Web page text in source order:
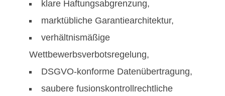
klare Haftungsabgrenzung,
marktübliche Garantiearchitektur,
verhältnismäßige
Wettbewerbsverbotsregelung,
DSGVO-konforme Datenübertragung,
saubere fusionskontrollrechtliche